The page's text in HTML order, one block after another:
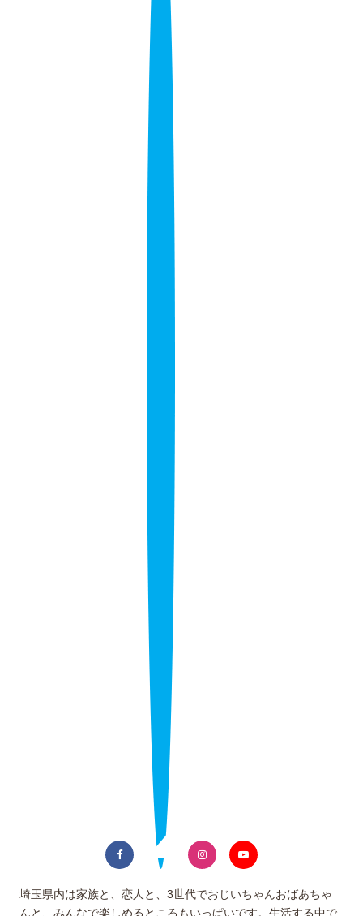
埼玉県内は家族と、恋人と、3世代でおじいちゃんおばあちゃ
んと、みんなで楽しめるところもいっぱいです。生活する中で